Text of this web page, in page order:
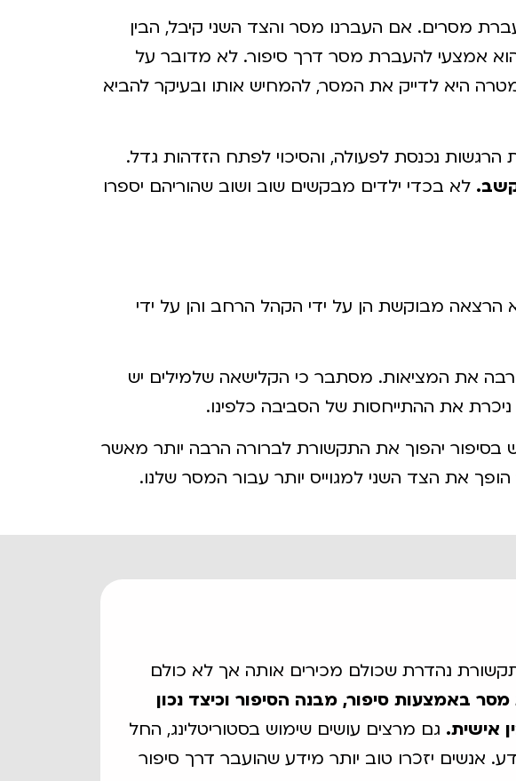
מסרים. אם העברנו מסר והצד השני קיבל, הבין
אמצעי להעברת מסר דרך סיפור. לא מדובר על
היא לדייק את המסר, להמחיש אותו ובעיקר להביא
נכנסת לפעולה, והסיכוי לפתח הזדהות גדל.
לא בכדי ילדים מבקשים שוב ושוב שהוריהם יספרו
הרצאה מבוקשת הן על ידי הקהל הרחב והן על ידי
רבה את המציאות. מסתבר כי הקלישאה שלמילים יש
את ההתייחסות של הסביבה כלפינו.
בסיפור יהפוך את התקשורת לברורה הרבה יותר מאשר
את הצד השני למגוייס יותר עבור המסר שלנו.
נהדרת שכולם מכירים אותה אך לא כולם
באמצעות סיפור, מבנה הסיפור וכיצד נכון
אישית. גם מרצים עושים שימוש בסטוריטלינג, החל
אנשים יזכרו טוב יותר מידע שהועבר דרך סיפור